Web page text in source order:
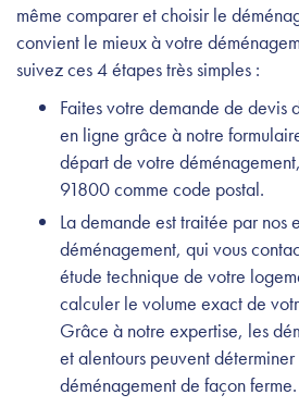
même comparer et choisir le
convient le mieux à votre
suivez ces 4 étapes très simples :
Faites votre demande de devis
en ligne grâce à notre
départ de votre
91800 comme code postal.
La demande est traitée par nos
déménagement, qui vous
étude technique de votre
calculer le volume exact de
Grâce à notre expertise, les
et alentours peuvent
déménagement de façon ferme.